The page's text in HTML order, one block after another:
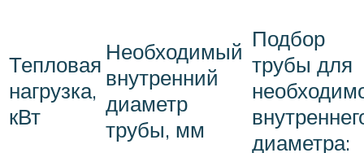
Тепловая
нагрузка,
кВт
Необходимый
внутренний
диаметр
трубы, мм
Подбор
трубы для
диаметра: